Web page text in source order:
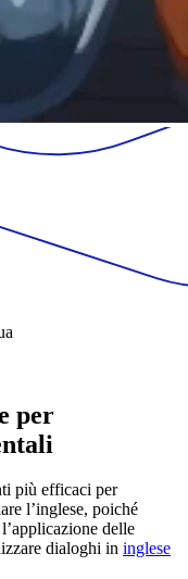
per
più efficaci per
l’inglese, poiché
delle
dialoghi in inglese